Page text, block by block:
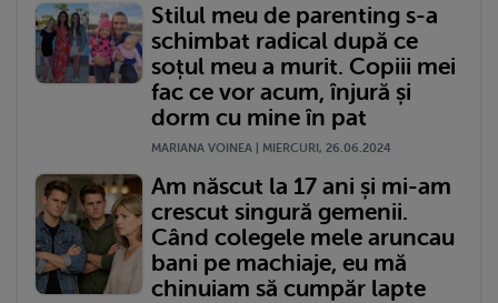
Stilul meu de parenting s-a
schimbat radical după ce
soțul meu a murit. Copiii mei
fac ce vor acum, înjură și
dorm cu mine în pat
MARIANA VOINEA | MIERCURI, 26.06.2024
Am născut la 17 ani și mi-am
crescut singură gemenii.
Când colegele mele aruncau
bani pe machiaje, eu mă
chinuiam să cumpăr lapte